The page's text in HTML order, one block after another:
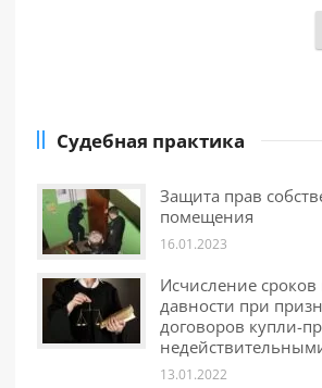
Судебная практика
Защита прав
помещения
16.01.2023
Исчисление сроков
давности при
договоров купли-
13.01.2022